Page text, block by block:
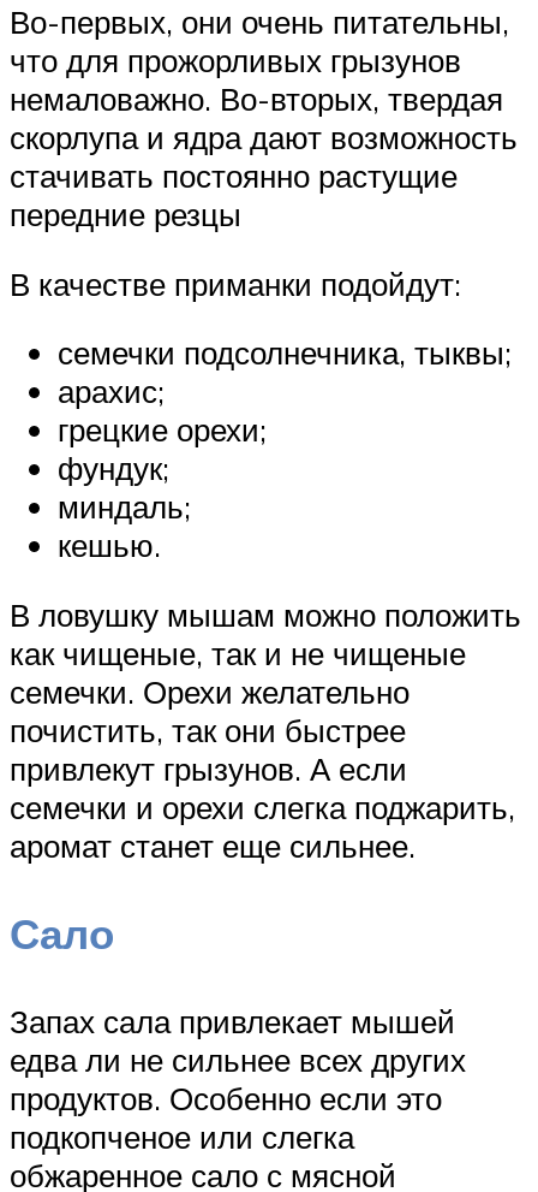
Во-первых, они очень питательны,
что для прожорливых грызунов
немаловажно. Во-вторых, твердая
скорлупа и ядра дают возможность
стачивать постоянно растущие
передние резцы
В качестве приманки подойдут:
семечки подсолнечника, тыквы;
арахис;
грецкие орехи;
фундук;
миндаль;
кешью.
В ловушку мышам можно положить
как чищеные, так и не чищеные
семечки. Орехи желательно
почистить, так они быстрее
привлекут грызунов. А если
семечки и орехи слегка поджарить,
аромат станет еще сильнее.
Сало
Запах сала привлекает мышей
едва ли не сильнее всех других
продуктов. Особенно если это
подкопченое или слегка
обжаренное сало с мясной